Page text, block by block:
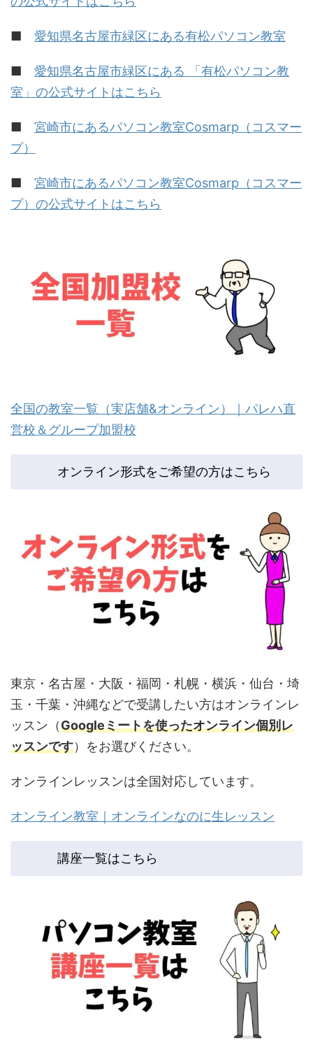
■ 愛知県名古屋市緑区にある有松パソコン教室
■ 愛知県名古屋市緑区にある 「有松パソコン教
室」の公式サイトはこちら
■ 宮崎市にあるパソコン教室Cosmarp（コスマー
プ）
■ 宮崎市にあるパソコン教室Cosmarp（コスマー
プ）の公式サイトはこちら
全国の教室一覧（実店舗&オンライン）｜パレハ直
営校＆グループ加盟校
オンライン形式をご希望の方はこちら
東京・名古屋・大阪・福岡・札幌・横浜・仙台・埼
玉・千葉・沖縄などで受講したい方はオンラインレ
ッスン（Googleミートを使ったオンライン個別レ
ッスンです）をお選びください。
オンラインレッスンは全国対応しています。
オンライン教室｜オンラインなのに生レッスン
講座一覧はこちら